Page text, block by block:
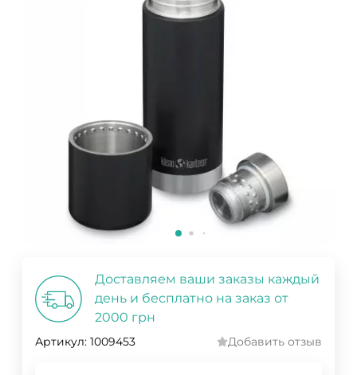
Доставляем ваши заказы каждый
день и бесплатно на заказ от
2000 грн
Артикул: 1009453 Добавить отзыв